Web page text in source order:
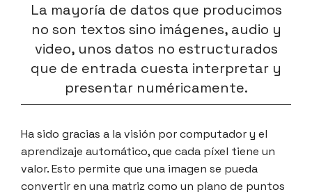
La mayoría de datos que producimos
no son textos sino imágenes, audio y
video, unos datos no estructurados
que de entrada cuesta interpretar y
presentar numéricamente.
Ha sido gracias a la visión por computador y el
aprendizaje automático, que cada píxel tiene un
valor. Esto permite que una imagen se pueda
convertir en una matriz como un plano de puntos